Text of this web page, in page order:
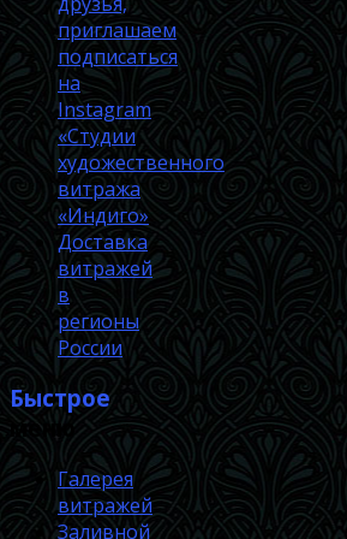
приглашаем
подписаться
на
Instagram
«Студии
художественного
витража
«Индиго»
Доставка
витражей
в
регионы
России
Быстрое
меню
Галерея
витражей
Заливной